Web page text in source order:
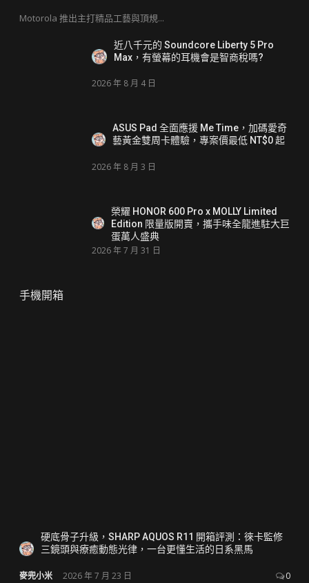
Motorola 推出主打精品工藝與頂規...
近八千元的 Soundcore Liberty 5 Pro
Max，有螢幕的耳機會是智商稅嗎?
2026 年 8 月 4 日
ASUS Pad 全面應援 Me Time，加碼愛奇
藝黃金雙周卡體驗，專案價最低 NT$0 起
2026 年 8 月 3 日
榮耀 HONOR 600 Pro x MOLLY Limited
Edition 限量版開賣，攜手味全龍進駐大巨
蛋萬人盛典
2026 年 7 月 31 日
手機開箱
硬底骨子升級，SHARP AQUOS R11 開箱評測：徠卡監修
三鏡頭與療癒動態光律，一台更懂生活的日系黑馬
麥兜小米 2026 年 7 月 23 日 0